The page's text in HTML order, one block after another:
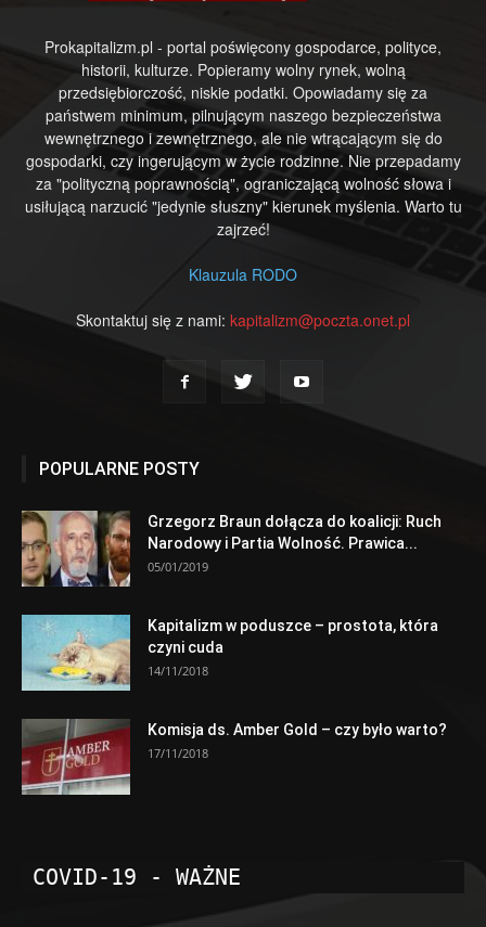
Prokapitalizm.pl - portal poświęcony gospodarce, polityce,
historii, kulturze. Popieramy wolny rynek, wolną
przedsiębiorczość, niskie podatki. Opowiadamy się za
państwem minimum, pilnującym naszego bezpieczeństwa
wewnętrznego i zewnętrznego, ale nie wtrącającym się do
gospodarki, czy ingerującym w życie rodzinne. Nie przepadamy
za "polityczną poprawnością", ograniczającą wolność słowa i
usiłującą narzucić "jedynie słuszny" kierunek myślenia. Warto tu
zajrzeć!
Klauzula RODO
Skontaktuj się z nami: kapitalizm@poczta.onet.pl
POPULARNE POSTY
Grzegorz Braun dołącza do koalicji: Ruch
Narodowy i Partia Wolność. Prawica...
05/01/2019
Kapitalizm w poduszce – prostota, która
czyni cuda
14/11/2018
Komisja ds. Amber Gold – czy było warto?
17/11/2018
COVID-19 - WAŻNE